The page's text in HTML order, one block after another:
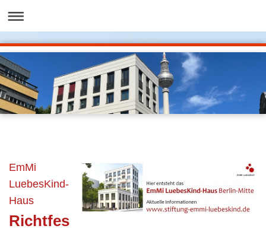
EmMi
LuebesKind-
Haus
Richtfes